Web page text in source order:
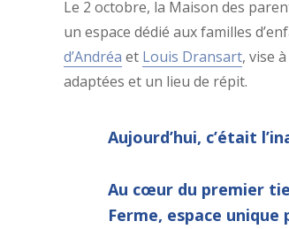
Le 2 octobre, la Maison des
un espace dédié aux familles
d’Andréa et Louis Dransart, vise à
adaptées et un lieu de répit.
Aujourd’hui, c’était
Au cœur du premier
Ferme, espace unique